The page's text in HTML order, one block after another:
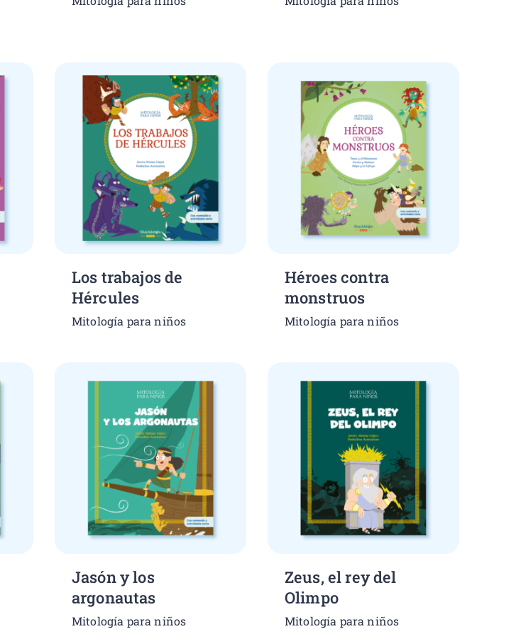
Los trabajos de
Hércules
Mitología para niños
Héroes contra
monstruos
Mitología para niños
Jasón y los
argonautas
Mitología para niños
Zeus, el rey del
Olimpo
Mitología para niños